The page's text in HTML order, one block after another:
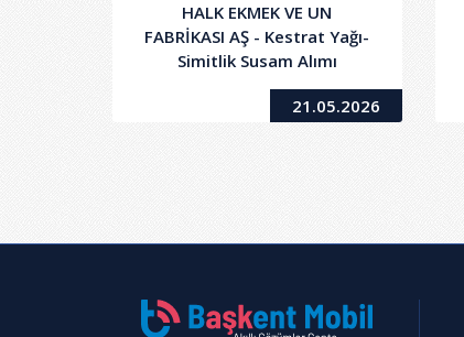
HALK EKMEK VE UN
FABRİKASI AŞ - Kestrat Yağı-
Simitlik Susam Alımı
21.05.2026